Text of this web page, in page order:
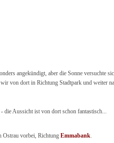
angekündigt, aber die Sonne versuchte
von dort in Richtung Stadtpark und weiter
- die Aussicht ist von dort schon fantastisch...
Ostrau vorbei, Richtung Emmabank